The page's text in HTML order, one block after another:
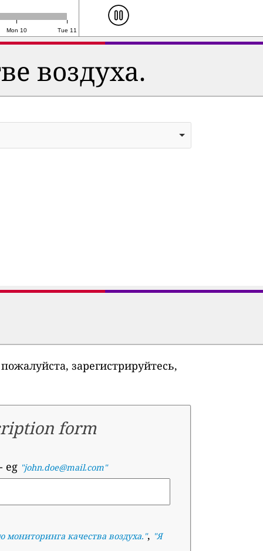
Mon 10 Tue 11
воздуха.
зарегистрируйтесь,
form
- eg "john.doe@mail.com"
качества воздуха. ", "Я